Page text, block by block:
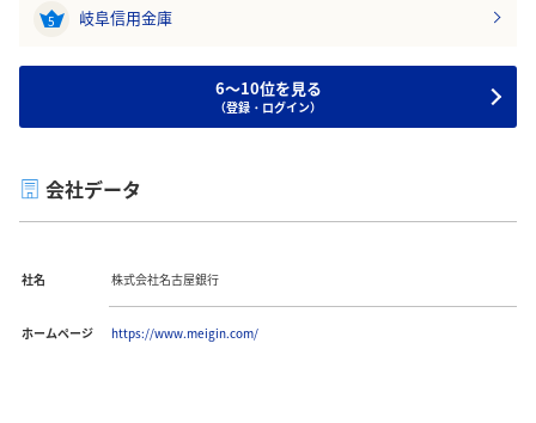
5 岐阜信用金庫
6～10位を見る
（登録・ログイン）
会社データ
社名 株式会社名古屋銀行
ホームページ https://www.meigin.com/